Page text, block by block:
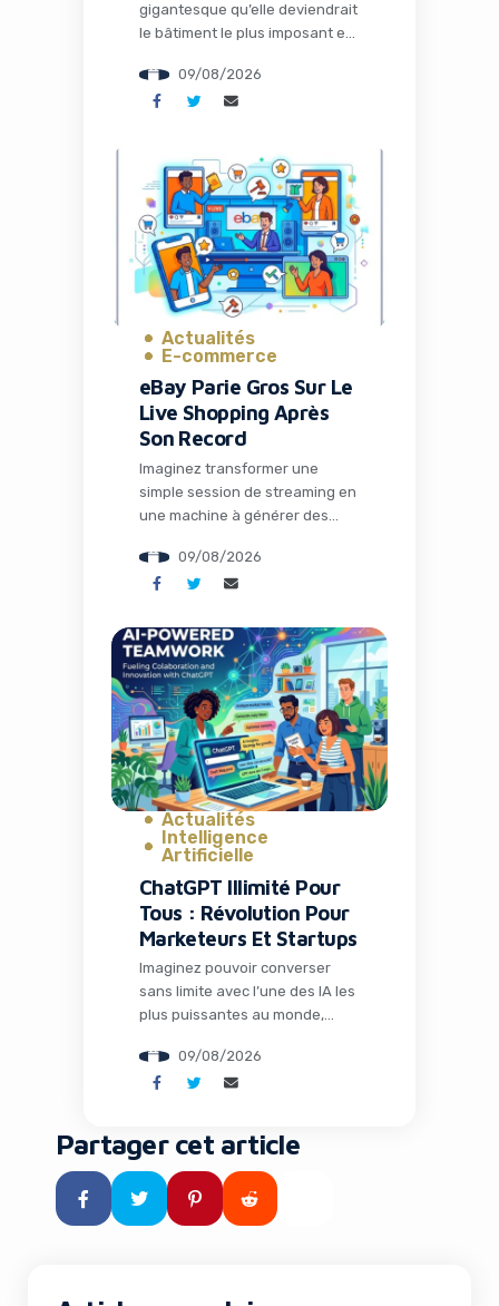
gigantesque qu’elle deviendrait
le bâtiment le plus imposant et
C’est exactement le projet
ambitieux que Tesla et SpaceX
conducteurs révolutionnaire au
Texas qui pourrait redéfinir
l’avenir de l’intelligence
artificielle et de la robotique.
Pour les entrepreneurs, les […]
09/08/2026
Actualités
E-commerce
eBay Parie Gros Sur Le
Live Shopping Après
Son Record
Imaginez transformer une
simple session de streaming en
une machine à générer des
C’est précisément ce que vit
eBay en ce moment avec son
shopping. Alors que le géant du
e-commerce dévoile des
résultats exceptionnels pour
son deuxième trimestre 2026,
une tendance claire émerge : le
[…]
09/08/2026
Actualités
Intelligence
Artificielle
ChatGPT Illimité Pour
Tous : Révolution Pour
Marketeurs Et Startups
Imaginez pouvoir converser
sans limite avec l’une des IA les
plus puissantes au monde,
désormais une réalité grâce à
la dernière annonce d’OpenAI
l’intelligence artificielle. Pour les
professionnels du marketing,
les entrepreneurs et les
équipes de startups, cette
évolution représente bien plus
09/08/2026
Partager cet article
Meta Durcit Sa Lutte Contre Le Contenu